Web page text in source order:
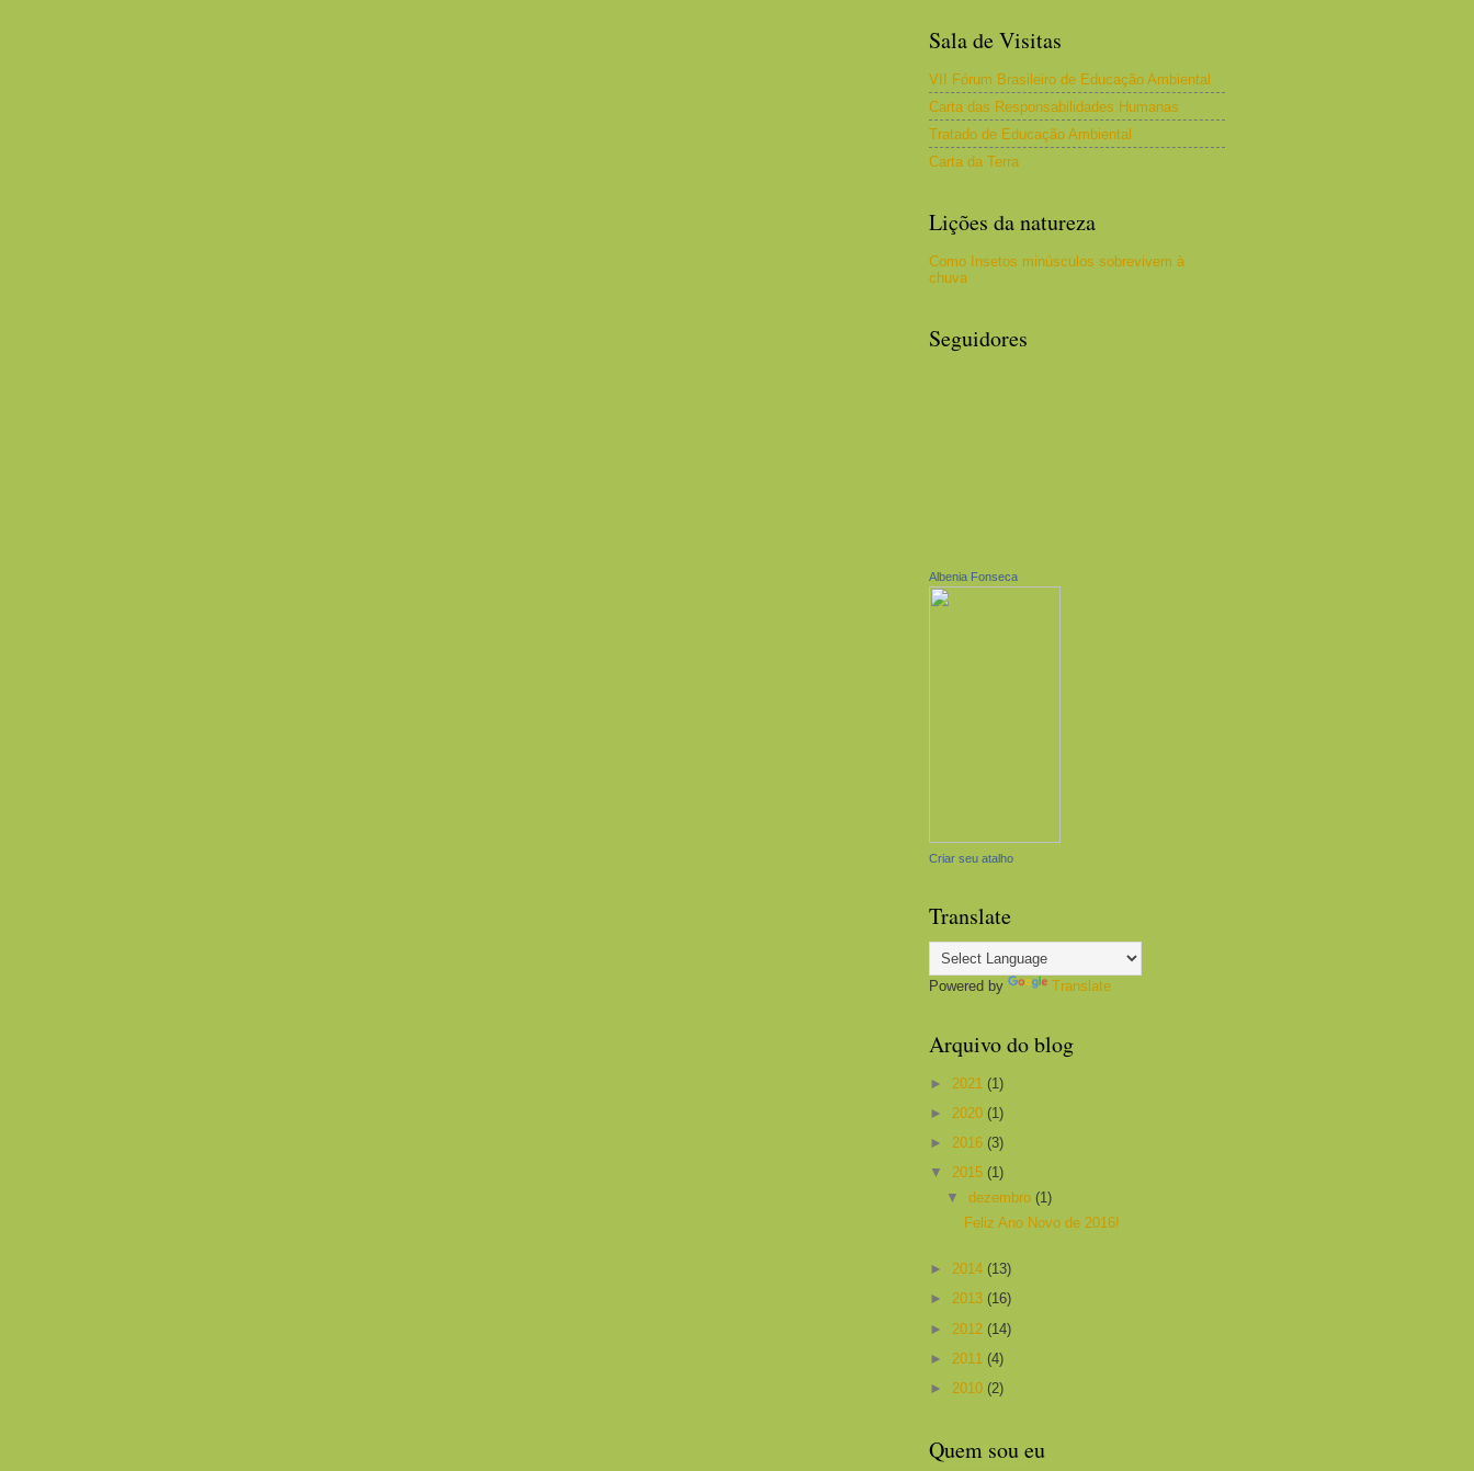
Sala de Visitas
VII Fórum Brasileiro de Educação Ambiental
Carta das Responsabilidades Humanas
Tratado de Educação Ambiental
Carta da Terra
Lições da natureza
Como Insetos minúsculos sobrevivem à
chuva
Seguidores
Albenia Fonseca
Criar seu atalho
Translate
Powered by Translate
Arquivo do blog
► 2021 (1)
► 2020 (1)
► 2016 (3)
▼ 2015 (1)
▼dezembro(1)
Feliz Ano Novo de 2016!
► 2014 (13)
► 2013 (16)
► 2012 (14)
► 2011 (4)
► 2010 (2)
Quem sou eu